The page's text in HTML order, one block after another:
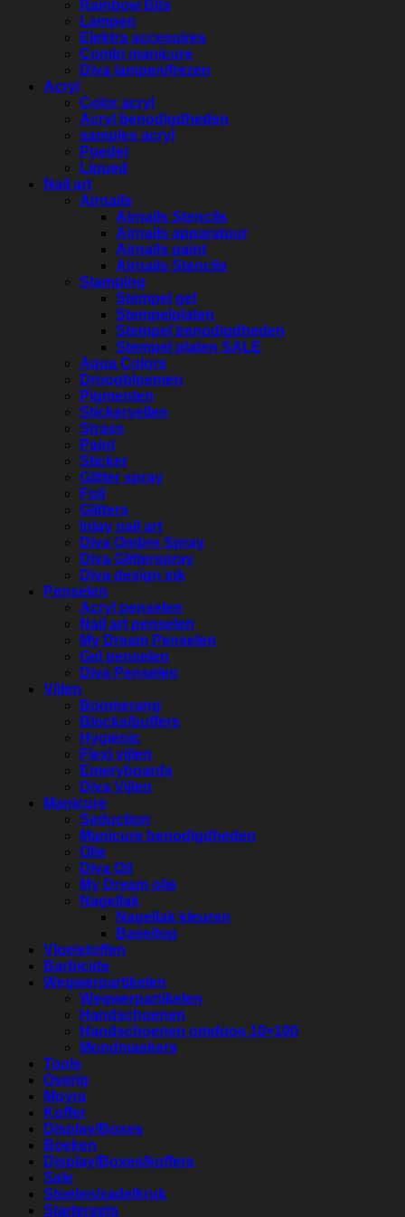
Rainbow Bits
Lampen
Elektra accesoires
Combi manicure
Diva lampen/frezen
Acryl
Color acryl
Acryl benodigdheden
samples acryl
Poeder
Liqued
Nail art
Airnails
Airnails Stencils
Airnails apparatuur
Airnails paint
Airnails Stencils
Stamping
Stempel gel
Stempelplaten
Stempel benodigdheden
Stempel platen SALE
Aqua Colors
Droogbloemen
Pigmenten
Stickervellen
Strass
Paint
Sticker
Glitter spray
Foil
Glitters
Inlay nail art
Diva Ombre Spray
Diva Glitterspray
Diva design ink
Penselen
Acryl penselen
Nail art penselen
My Dream Penselen
Gel penselen
Diva Penselen
Vijlen
Boomerang
Blocks/buffers
Hygienic
Flexi vijlen
Emeryboards
Diva Vijlen
Manicure
Seduction
Manicure benodigdheden
Olie
Diva Oil
My Dream olie
Nagellak
Nagellak kleuren
Base/top
Vloeistoffen
Barbicide
Wegwerpartikelen
Wegwerpartikelen
Handschoenen
Handschoenen omdoos 10×100
Mondmaskers
Tools
Overig
Moyra
Koffer
Display/Boxes
Boeken
Display/Boxes/koffers
Sale
Stoelen/zadelkruk
Startersets